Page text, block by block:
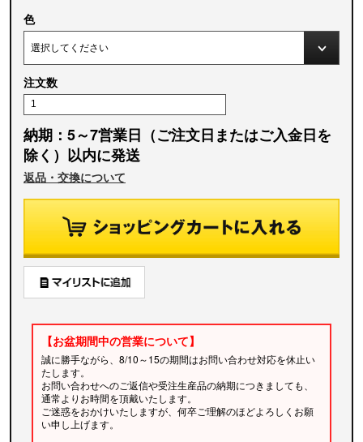
色
注文数
納期：5～7営業日（ご注文日またはご入金日を
除く）以内に発送
返品・交換について
【お盆期間中の営業について】
誠に勝手ながら、8/10～15の期間はお問い合わせ対応を休止い
たします。
お問い合わせへのご返信や受注生産品の納期につきましても、
通常よりお時間を頂戴いたします。
ご迷惑をおかけいたしますが、何卒ご理解のほどよろしくお願
い申し上げます。